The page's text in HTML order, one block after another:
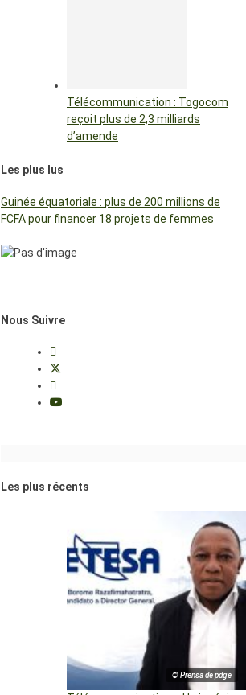
Télécommunication : Togocom
reçoit plus de 2,3 milliards
d’amende
Les plus lus
Guinée équatoriale : plus de 200 millions de
FCFA pour financer 18 projets de femmes
Nous Suivre
Les plus récents
© Prensa de pdge